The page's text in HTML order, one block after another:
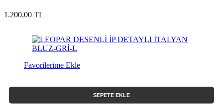
1.200,00 TL
Favorilerime Ekle
SEPETE EKLE